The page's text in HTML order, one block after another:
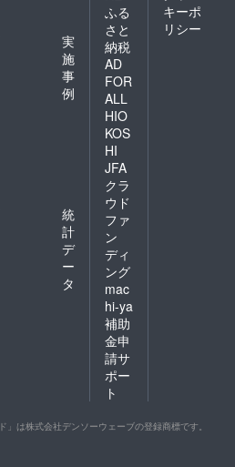
実
施
事
例
統
計
デ
ー
タ
ふる
さと
納税
AD
FOR
ALL
HIO
KOS
HI
JFA
クラ
ウド
ファ
ン
ディ
ング
mac
hi-ya
補助
金申
請サ
ポー
ト
キーポ
リシー
」は株式会社デンソーウェーブの登録商標です。